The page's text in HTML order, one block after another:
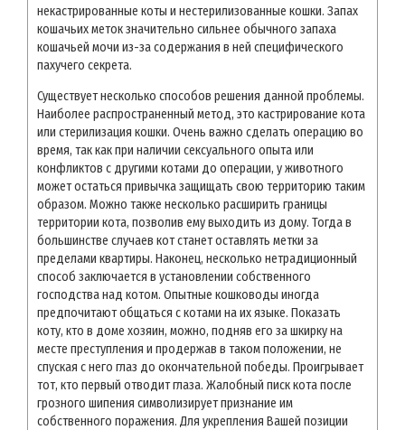
некастрированные коты и нестерилизованные кошки. Запах
кошачьих меток значительно сильнее обычного запаха
кошачьей мочи из-за содержания в ней специфического
пахучего секрета.
Существует несколько способов решения данной проблемы.
Наиболее распространенный метод, это кастрирование кота
или стерилизация кошки. Очень важно сделать операцию во
время, так как при наличии сексуального опыта или
конфликтов с другими котами до операции, у животного
может остаться привычка защищать свою территорию таким
образом. Можно также несколько расширить границы
территории кота, позволив ему выходить из дому. Тогда в
большинстве случаев кот станет оставлять метки за
пределами квартиры. Наконец, несколько нетрадиционный
способ заключается в установлении собственного
господства над котом. Опытные кошководы иногда
предпочитают общаться с котами на их языке. Показать
коту, кто в доме хозяин, можно, подняв его за шкирку на
месте преступления и продержав в таком положении, не
спуская с него глаз до окончательной победы. Проигрывает
тот, кто первый отводит глаза. Жалобный писк кота после
грозного шипения символизирует признание им
собственного поражения. Для укрепления Вашей позиции